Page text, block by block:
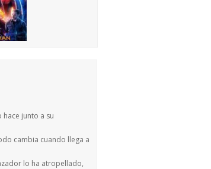
junto a su
cambia cuando llega a
lo ha atropellado,